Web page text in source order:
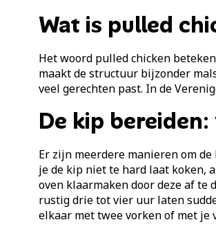
Wat is pulled
Het woord pulled chicken
maakt de structuur bijzonder
veel gerechten past. In de
De kip
Er zijn meerdere manieren om
je de kip niet te hard laat koken,
oven klaarmaken door deze af te
rustig drie tot vier uur laten
elkaar met twee vorken of met je